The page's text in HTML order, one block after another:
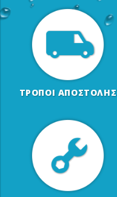
ΤΡΟΠΟΙ ΑΠΟΣΤΟΛΗΣ